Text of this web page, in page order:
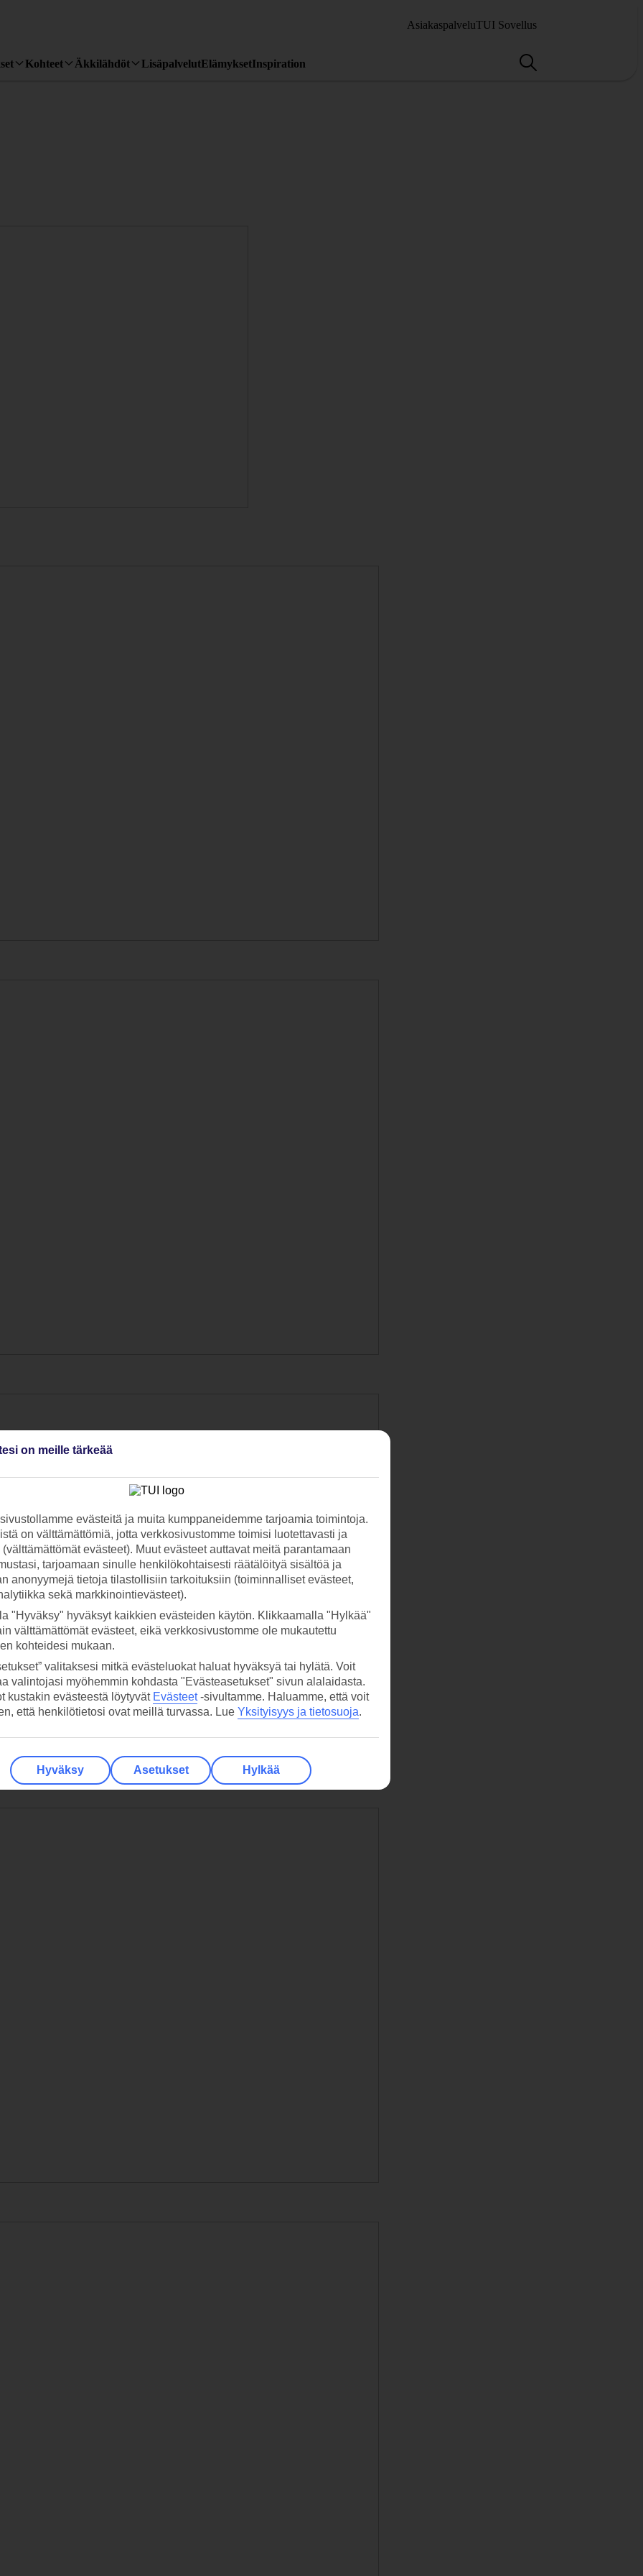
AsiakaspalveluTUI Sovellus
Kohteet Äkkilähdöt LisäpalvelutElämyksetInspiration
on meille tärkeää
evästeitä ja muita kumppaneidemme tarjoamia toimintoja.
on välttämättömiä, jotta verkkosivustomme toimisi luotettavasti ja
evästeet). Muut evästeet auttavat meitä parantamaan
tarjoamaan sinulle henkilökohtaisesti räätälöityä sisältöä ja
anonyymejä tietoja tilastollisiin tarkoituksiin (toiminnalliset evästeet,
sekä markkinointievästeet).
"Hyväksy" hyväksyt kaikkien evästeiden käytön. Klikkaamalla "Hylkää"
välttämättömät evästeet, eikä verkkosivustomme ole mukautettu
kohteidesi mukaan.
valitaksesi mitkä evästeluokat haluat hyväksyä tai hylätä. Voit
valintojasi myöhemmin kohdasta "Evästeasetukset" sivun alalaidasta.
kustakin evästeestä löytyvät Evästeet-sivultamme. Haluamme, että voit
että henkilötietosi ovat meillä turvassa. Lue Yksityisyys ja tietosuoja.
Hyväksy Asetukset Hylkää